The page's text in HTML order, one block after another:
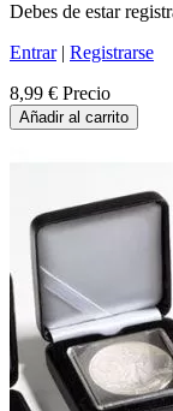
Debes de estar
Entrar| Registrarse
8,99 € Precio
Añadir al carrito